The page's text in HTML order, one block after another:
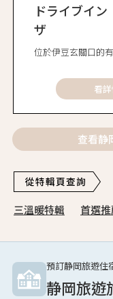
ドライブイ
ザ
位於伊豆玄關口的
看
查看静
三溫暖特輯 首選
預訂静岡旅遊住
静岡旅遊